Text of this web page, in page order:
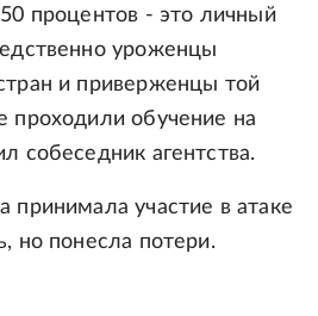
процентов - это личный
уроженцы
и приверженцы той
проходили обучение на
собеседник агентства.
принимала участие в атаке
но понесла потери.